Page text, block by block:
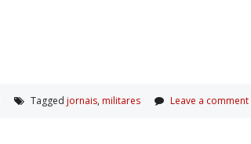
Tagged jornais, militares Leave a comment